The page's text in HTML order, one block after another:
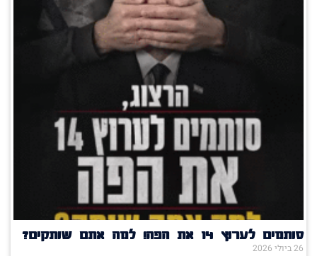
סותמים לערוץ 14 את הפה! למה אתם שותקים?
26 ביולי 2026